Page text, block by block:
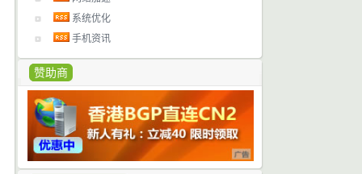
系统优化
手机资讯
赞助商